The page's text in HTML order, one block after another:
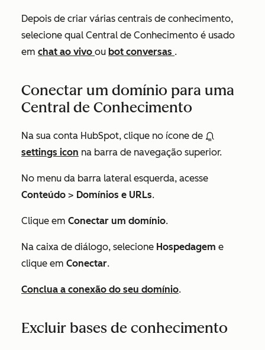
Depois de criar várias centrais de conhecimento,
selecione qual Central de Conhecimento é usado
em chat ao vivo ou bot conversas .
Conectar um domínio para uma
Central de Conhecimento
Na sua conta HubSpot, clique no ícone de
settings icon na barra de navegação superior.
No menu da barra lateral esquerda, acesse
Conteúdo > Domínios e URLs.
Clique em Conectar um domínio.
Na caixa de diálogo, selecione Hospedagem e
clique em Conectar.
Conclua a conexão do seu domínio.
Excluir bases de conhecimento